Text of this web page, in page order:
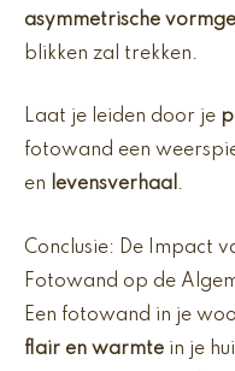
asymmetrische
blikken zal trekken.
Laat je leiden door je
fotowand een
en
levensverhaal .
Conclusie: De Impact
Fotowand op de
Een fotowand in je
flair en warmte in je